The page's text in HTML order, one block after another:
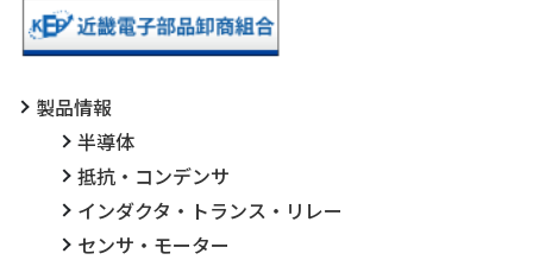
製品情報
半導体
抵抗・コンデンサ
インダクタ・トランス・リレー
センサ・モーター